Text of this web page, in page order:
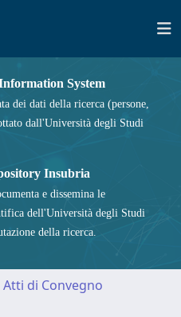
System
dei dati della ricerca (persone,
dall'Università degli Studi
Insubria
e dissemina le
dell'Università degli Studi
della ricerca.
Atti di Convegno